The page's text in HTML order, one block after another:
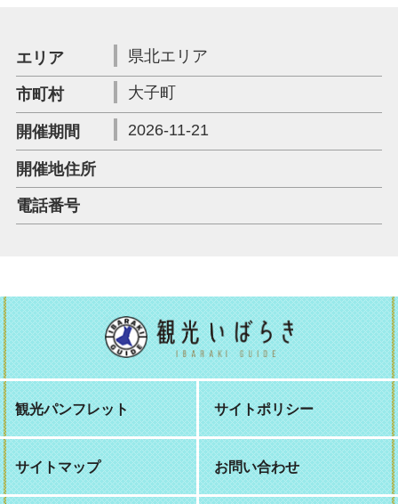
エリア 県北エリア
市町村 大子町
開催期間 2026-11-21
開催地住所
電話番号
観光パンフレット サイトポリシー
サイトマップ お問い合わせ